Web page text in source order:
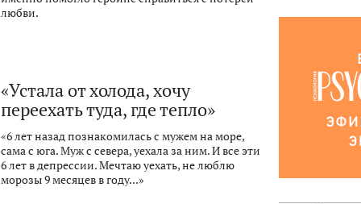
любви.
«Устала от холода, хочу
переехать туда, где тепло»
«6 лет назад познакомилась с мужем на море,
сама с юга. Муж с севера, уехала за ним. И все эти
6 лет в депрессии. Мечтаю уехать, не люблю
морозы 9 месяцев в году...»